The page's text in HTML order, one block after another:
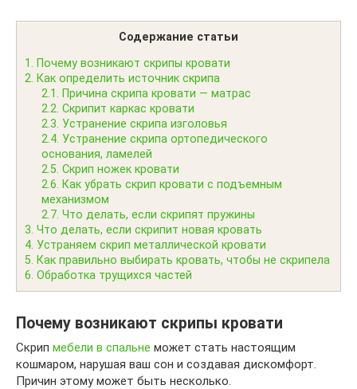
Содержание статьи
1.
Почему возникают скрипы кровати
2.
Как определить источник скрипа
2.1.
Причина скрипа кровати — матрас
2.2. Скрипит каркас кровати
2.3. Устранение скрипа изголовья
2.4. Устранение скрипа ортопедического
основания, ламелей
2.5. Скрип ножек кровати
2.6.
Как убрать скрип кровати с подъемным
механизмом
2.7. Что делать, если скрипят пружины
3. Что делать, если скрипит новая кровать
4. Устраняем скрип металлической кровати
5.
Как правильно выбирать кровать, чтобы не скрипела
6. Обработка трущихся частей
Почему возникают скрипы кровати
Скрип мебели в спальне может стать настоящим
кошмаром, нарушая ваш сон и создавая дискомфорт.
Причин этому может быть несколько.